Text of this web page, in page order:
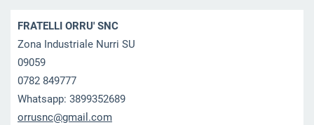
FRATELLI ORRU' SNC
Zona Industriale Nurri SU
09059
0782 849777
Whatsapp: 3899352689
orrusnc@gmail.com